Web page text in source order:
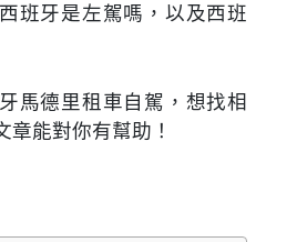
班牙是左駕嗎，以及西班
馬德里租車自駕，想找相
章能對你有幫助！